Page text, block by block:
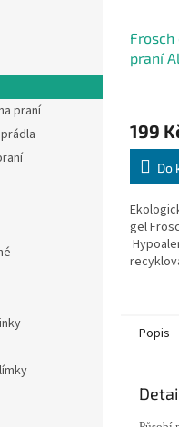
praní
Frosch
praní
199
Do
gel
Popis